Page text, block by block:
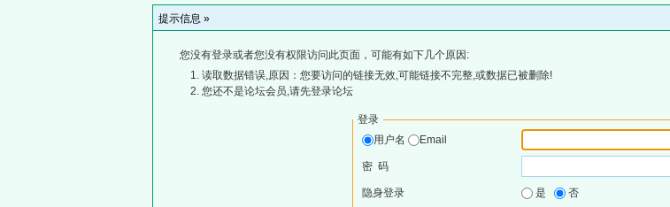
提示信息 »
您没有登录或者您没有权限访问此页面，可能有如下几个原因:
读取数据错误,原因：您要访问的链接无效,可能链接不完整,或数据已被删除!
您还不是论坛会员,请先登录论坛
登录
用户名
Email
密 码
隐身登录 是 否